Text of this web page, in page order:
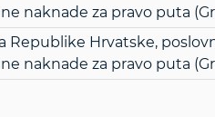
naknade za pravo puta
Hrvatske,
naknade za pravo puta